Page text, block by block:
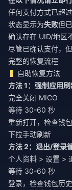
任何支付方式已超
状态显示为失败但
确认存在 UID/地区
尽管已确认支付，
完整的恢复流程
自助恢复方法
方法 1：强制应用
完全关闭 MICO
等待 30-60 秒
重新打开，检查钱包
下拉手动刷新
方法 2：退出/登录
个人资料 > 设置 >
等待 30-60 秒
登录，检查钱包历